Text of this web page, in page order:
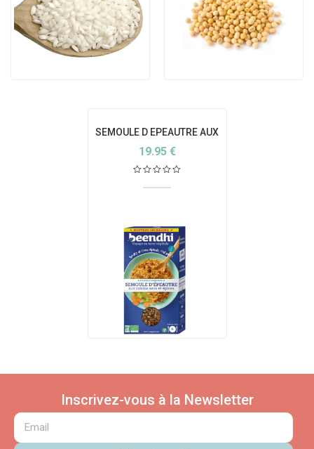
SEMOULE D EPEAUTRE AUX
RAISINS SECS ET EPICES
19.95 €
Inscrivez-vous à la Newsletter